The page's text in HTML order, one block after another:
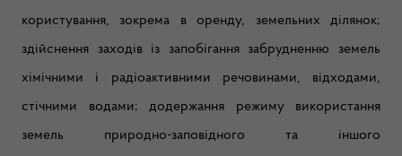
користування, зокрема в оренду, земельних ділянок;
здійснення заходів із запобігання забрудненню земель
хімічними і радіоактивними речовинами, відходами,
стічними водами; додержання режиму використання
земель природно-заповідного та іншого